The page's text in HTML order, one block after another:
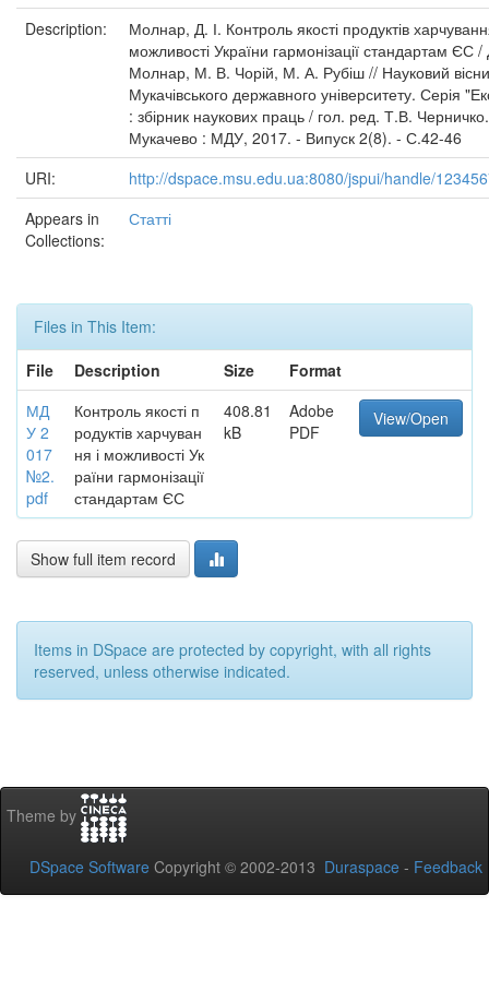
Description:
Молнар, Д. І. Контроль якості продуктів
можливості України гармонізації стандартам ЄС /
Молнар, М. В. Чорій, М. А. Рубіш // Науковий
Мукачівського державного університету. Серія
: збірник наукових праць / гол. ред. Т.В.
Мукачево : МДУ, 2017. - Випуск 2(8). - С.42-46
URI:
http://dspace.msu.edu.ua:8080/jspui/handle/
Appears in
Collections:
Статті
Files in This Item:
File
Description Size
Format
МД
У 2
017
№2.
pdf
Контроль якості п
родуктів харчуван
ня і можливості Ук
раїни гармонізації
стандартам ЄС
408.81
kB
Adobe
PDF
View/Open
Show full item record
Items in DSpace are protected by copyright, with all rights
reserved, unless otherwise indicated.
Theme by
DSpace Software Copyright © 2002-2013 Duraspace - Feedback